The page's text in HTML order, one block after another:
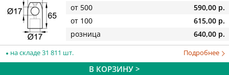
от 500
590,00 р.
от 100
615,00 р.
розница
640,00 р.
на складе 31 811 шт. Подробнее
В КОРЗИНУ >